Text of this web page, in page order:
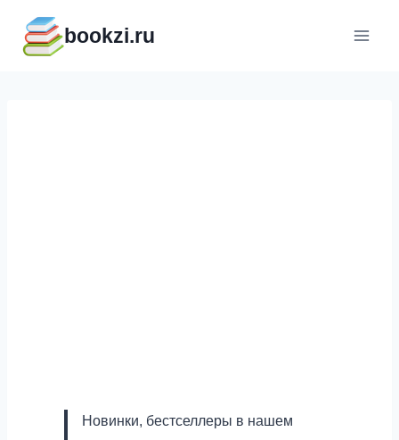
содержимому
bookzi.ru
Новинки, бестселлеры в нашем